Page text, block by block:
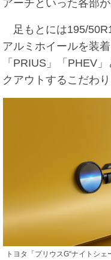
アーチといった各部
足もとには195/
アルミホイールを装
「PRIUS」「PHEV
クアウトするこだわり
トヨタ「プリウスG“ナイトシ